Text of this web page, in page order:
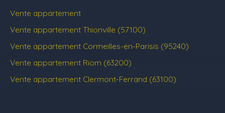
Vente appartement
Vente appartement Thionville (57100)
Vente appartement Cormeilles-en-Parisis (95240)
Vente appartement Riom (63200)
Vente appartement Clermont-Ferrand (63100)